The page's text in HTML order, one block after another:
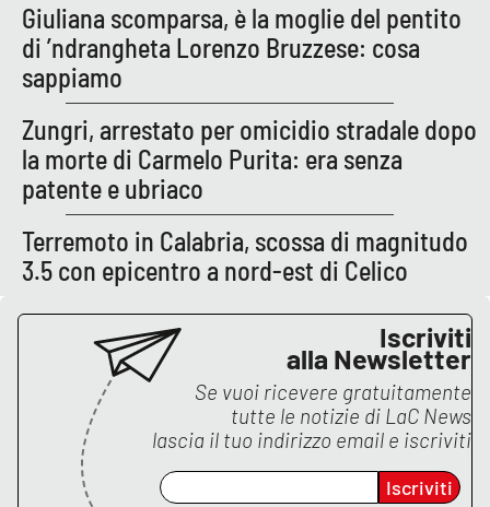
Vibo Valentia
Reggio Calabria
Cosenza
Lamezia Terme
PROGETTI
Buona Sanità Calabria
CALABRIAVISIONE
Destinazioni
Giuliana scomparsa, è la moglie del pentito
di ’ndrangheta Lorenzo Bruzzese: cosa
sappiamo
Zungri, arrestato per omicidio stradale dopo
la morte di Carmelo Purita: era senza
patente e ubriaco
Terremoto in Calabria, scossa di magnitudo
3.5 con epicentro a nord-est di Celico
Iscriviti
alla Newsletter
Se vuoi ricevere gratuitamente
tutte le notizie di LaC News
lascia il tuo indirizzo email e iscriviti
Iscriviti